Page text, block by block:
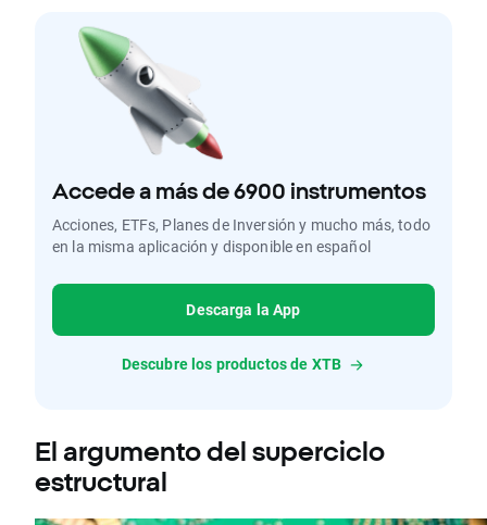
Accede a más de 6900 instrumentos
Acciones, ETFs, Planes de Inversión y mucho más, todo
en la misma aplicación y disponible en español
Descarga la App
Descubre los productos de XTB
El argumento del superciclo
estructural